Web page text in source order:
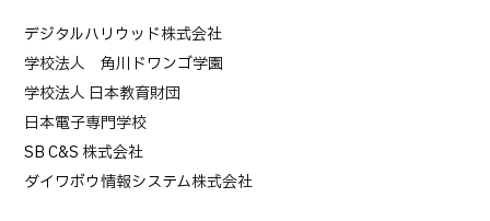
デジタルハリウッド株式会社
学校法人 角川ドワンゴ学園
学校法人 日本教育財団
日本電子専門学校
SB C&S 株式会社
ダイワボウ情報システム株式会社